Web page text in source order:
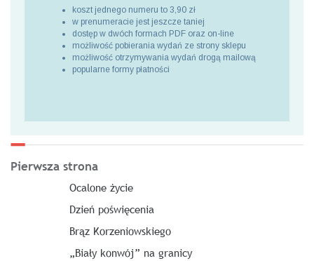
koszt jednego numeru to 3,90 zł
w prenumeracie jest jeszcze taniej
dostęp w dwóch formach PDF oraz on-line
możliwość pobierania wydań ze strony sklepu
możliwość otrzymywania wydań drogą mailową
popularne formy płatności
Pierwsza strona
Ocalone życie
Dzień poświęcenia
Brąz Korzeniowskiego
„Biały konwój” na granicy